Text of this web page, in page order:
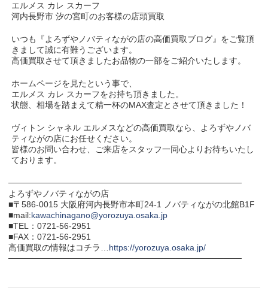
エルメス カレ スカーフ
河内長野市 汐の宮町のお客様の店頭買取
いつも『よろずやノバティながの店の高価買取ブログ』をご覧頂
きまして誠に有難うございます。
高価買取させて頂きましたお品物の一部をご紹介いたします。
ホームページを見たという事で、
エルメス カレ スカーフをお持ち頂きました。
状態、相場を踏まえて精一杯のMAX査定とさせて頂きました！
ヴィトン シャネル エルメスなどの高価買取なら、よろずやノバ
ティながの店にお任せください。
皆様のお問い合わせ、ご来店をスタッフ一同心よりお待ちいたし
ております。
───────────────────────────────────────
よろずやノバティながの店
■〒586-0015 大阪府河内長野市本町24-1 ノバティながの北館B1F
■mail:kawachinagano@yorozuya.osaka.jp
■TEL：0721-56-2951
■FAX：0721-56-2951
高価買取の情報はコチラ…https://yorozuya.osaka.jp/
───────────────────────────────────────